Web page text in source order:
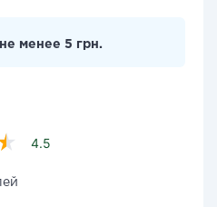
менее 5 грн.
4.5